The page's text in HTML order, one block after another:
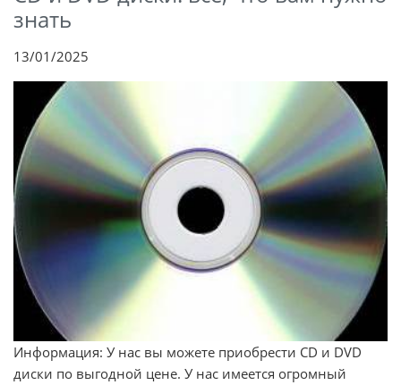
знать
13/01/2025
Информация: У нас вы можете приобрести CD и DVD
диски по выгодной цене. У нас имеется огромный